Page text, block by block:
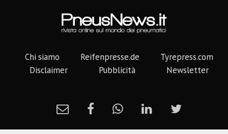
Chi siamo Reifenpresse.de
Tyrepress.com
Disclaimer
Pubblicità Newsletter